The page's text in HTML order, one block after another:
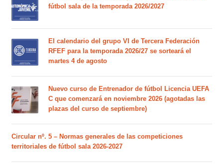
fútbol sala de la temporada 2026/2027
El calendario del grupo VI de Tercera Federación
RFEF para la temporada 2026/27 se sorteará el
martes 4 de agosto
Nuevo curso de Entrenador de fútbol Licencia UEFA
C que comenzará en noviembre 2026 (agotadas las
plazas del curso de septiembre)
Circular nº. 5 – Normas generales de las competiciones
territoriales de fútbol sala 2026-2027